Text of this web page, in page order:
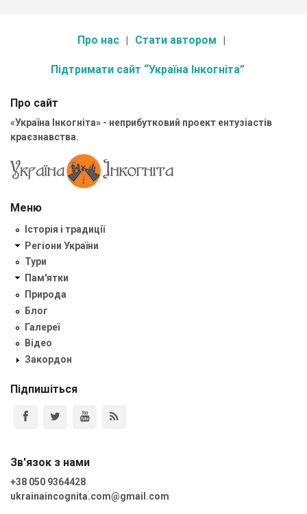
Про нас Стати автором
Підтримати сайт “Україна Інкогніта”
Про сайт
«Україна Інкогніта» - неприбутковий проект ентузіастів
краєзнавства.
Меню
Історія і традиції
Регіони України
Тури
Пам'ятки
Природа
Блог
Галереї
Відео
Закордон
Підпишіться
Зв'язок з нами
+38 050 9364428
ukrainaincognita.com@gmail.com